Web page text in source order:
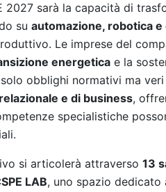
2027 sarà la capacità di
su automazione, robotica
Le imprese del
energetica e la
obblighi normativi ma
e di business,
specialistiche
si articolerà attraverso 13
LAB, uno spazio